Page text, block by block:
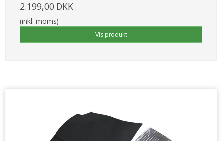
2.199,00 DKK
(inkl. moms)
Vis produkt